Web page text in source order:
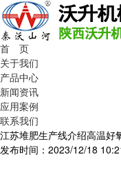
首 页
关于我们
产品中心
新闻资讯
应用案例
联系我们
江苏堆肥生产线介绍高温好
发布时间：2023/12/18